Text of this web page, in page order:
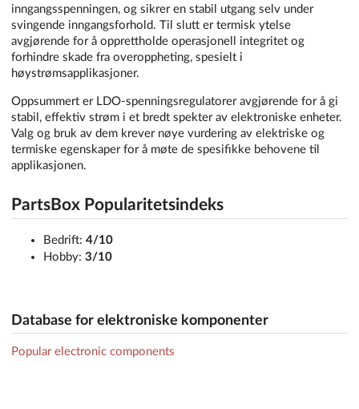
inngangsspenningen, og sikrer en stabil utgang selv under
svingende inngangsforhold. Til slutt er termisk ytelse
avgjørende for å opprettholde operasjonell integritet og
forhindre skade fra overoppheting, spesielt i
høystrømsapplikasjoner.
Oppsummert er LDO-spenningsregulatorer avgjørende for å gi
stabil, effektiv strøm i et bredt spekter av elektroniske enheter.
Valg og bruk av dem krever nøye vurdering av elektriske og
termiske egenskaper for å møte de spesifikke behovene til
applikasjonen.
PartsBox Popularitetsindeks
Bedrift: 4/10
Hobby: 3/10
Database for elektroniske komponenter
Popular electronic components